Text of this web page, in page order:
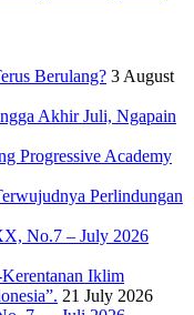
Berulang? 3 August
Akhir Juli, Ngapain
Progressive Academy
Perlindungan
No.7 – July 2026
Iklim
21 July 2026